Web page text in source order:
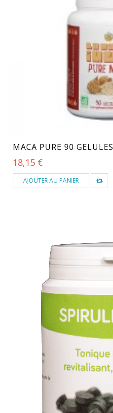
MACA PURE 90 GELULES
18,15 €
AJOUTER AU PANIER